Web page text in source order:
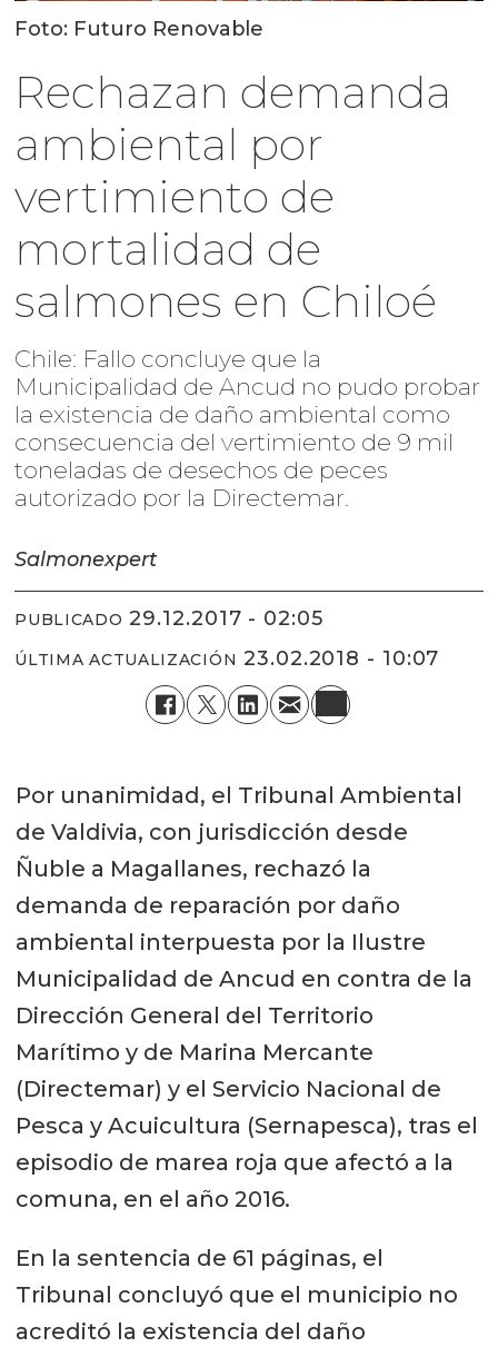
Foto: Futuro Renovable
Rechazan demanda
ambiental por
vertimiento de
mortalidad de
salmones en Chiloé
Chile: Fallo concluye que la
Municipalidad de Ancud no pudo probar
la existencia de daño ambiental como
consecuencia del vertimiento de 9 mil
toneladas de desechos de peces
autorizado por la Directemar.
Salmonexpert
PUBLICADO 29.12.2017 - 02:05
ÚLTIMA ACTUALIZACIÓN 23.02.2018 - 10:07
Por unanimidad, el Tribunal Ambiental
de Valdivia, con jurisdicción desde
Ñuble a Magallanes, rechazó la
demanda de reparación por daño
ambiental interpuesta por la Ilustre
Municipalidad de Ancud en contra de la
Dirección General del Territorio
Marítimo y de Marina Mercante
(Directemar) y el Servicio Nacional de
Pesca y Acuicultura (Sernapesca), tras el
episodio de marea roja que afectó a la
comuna, en el año 2016.
En la sentencia de 61 páginas, el
Tribunal concluyó que el municipio no
acreditó la existencia del daño